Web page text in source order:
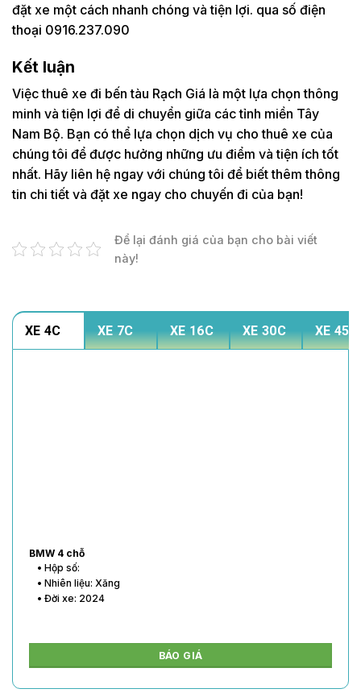
đặt xe một cách nhanh chóng và tiện lợi. qua số điện
thoại 0916.237.090
Kết luận
Việc thuê xe đi bến tàu Rạch Giá là một lựa chọn thông
minh và tiện lợi để di chuyển giữa các tỉnh miền Tây
Nam Bộ. Bạn có thể lựa chọn dịch vụ cho thuê xe của
chúng tôi để được hưởng những ưu điểm và tiện ích tốt
nhất. Hãy liên hệ ngay với chúng tôi để biết thêm thông
tin chi tiết và đặt xe ngay cho chuyến đi của bạn!
Để lại đánh giá của bạn cho bài viết
này!
XE 4C XE 7C XE 16C XE 30C XE 45C
BMW 4 chỗ
• Hộp số:
• Nhiên liệu: Xăng
• Đời xe: 2024
BÁO GIÁ